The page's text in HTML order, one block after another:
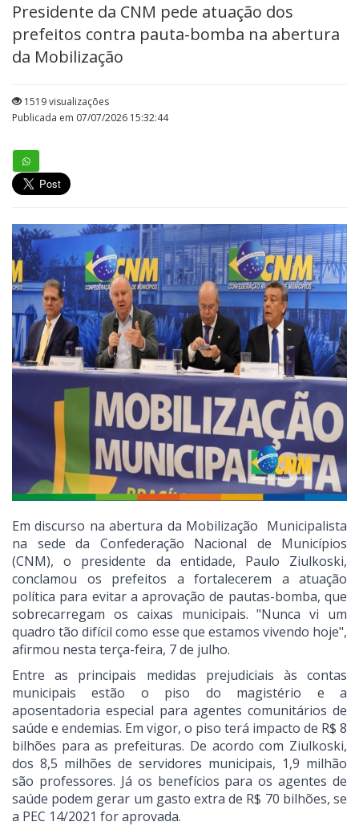
Presidente da CNM pede atuação dos
prefeitos contra pauta-bomba na abertura
da Mobilização
1519 visualizações
Publicada em 07/07/2026 15:32:44
Em discurso na abertura da Mobilização Municipalista
na sede da Confederação Nacional de Municípios
(CNM), o presidente da entidade, Paulo Ziulkoski,
conclamou os prefeitos a fortalecerem a atuação
política para evitar a aprovação de pautas-bomba, que
sobrecarregam os caixas municipais. "Nunca vi um
quadro tão difícil como esse que estamos vivendo hoje",
afirmou nesta terça-feira, 7 de julho.
Entre as principais medidas prejudiciais às contas
municipais estão o piso do magistério e a
aposentadoria especial para agentes comunitários de
saúde e endemias. Em vigor, o piso terá impacto de R$ 8
bilhões para as prefeituras. De acordo com Ziulkoski,
dos 8,5 milhões de servidores municipais, 1,9 milhão
são professores. Já os benefícios para os agentes de
saúde podem gerar um gasto extra de R$ 70 bilhões, se
a PEC 14/2021 for aprovada.